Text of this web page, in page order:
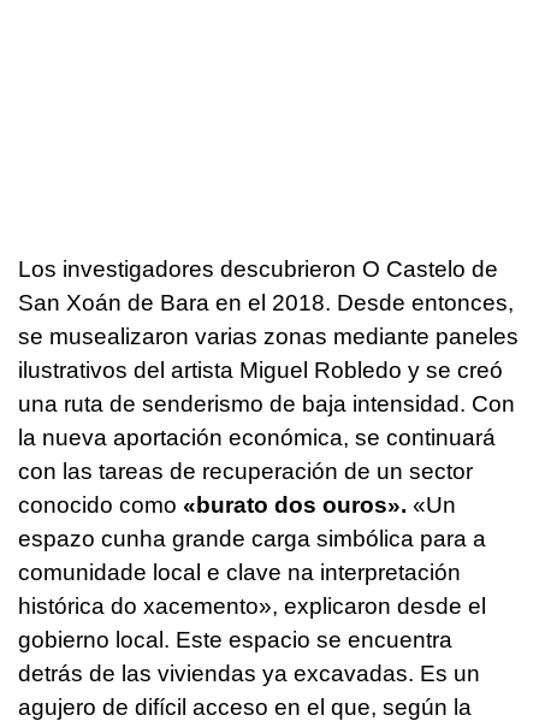
Los investigadores descubrieron O Castelo de
San Xoán de Bara en el 2018. Desde entonces,
se musealizaron varias zonas mediante paneles
ilustrativos del artista Miguel Robledo y se creó
una ruta de senderismo de baja intensidad. Con
la nueva aportación económica, se continuará
con las tareas de recuperación de un sector
conocido como «burato dos ouros». «Un
espazo cunha grande carga simbólica para a
comunidade local e clave na interpretación
histórica do xacemento», explicaron desde el
gobierno local. Este espacio se encuentra
detrás de las viviendas ya excavadas. Es un
agujero de difícil acceso en el que, según la